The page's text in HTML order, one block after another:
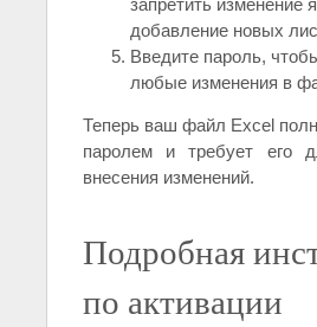
запретить изменение
добавление новых
Введите пароль,
любые изменения в
Теперь ваш файл Excel
паролем и требует его
внесения изменений.
Подробная
по активации